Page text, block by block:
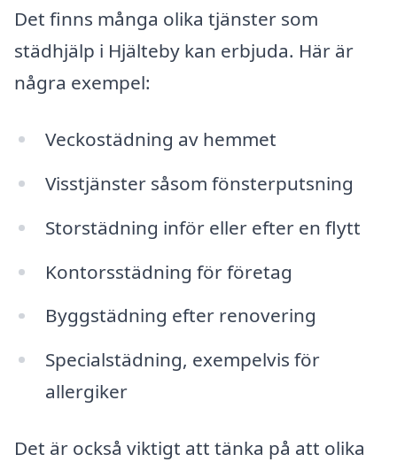
Det finns många olika tjänster som
städhjälp i Hjälteby kan erbjuda. Här är
några exempel:
Veckostädning av hemmet
Visstjänster såsom fönsterputsning
Storstädning inför eller efter en flytt
Kontorsstädning för företag
Byggstädning efter renovering
Specialstädning, exempelvis för
allergiker
Det är också viktigt att tänka på att olika